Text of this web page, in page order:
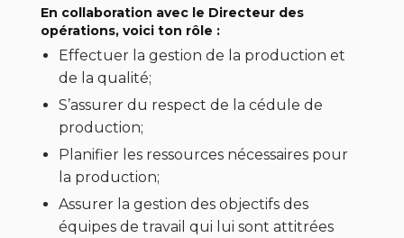
En collaboration avec le Directeur des
opérations, voici ton rôle :
Effectuer la gestion de la production et
de la qualité;
S’assurer du respect de la cédule de
production;
Planifier les ressources nécessaires pour
la production;
Assurer la gestion des objectifs des
équipes de travail qui lui sont attitrées